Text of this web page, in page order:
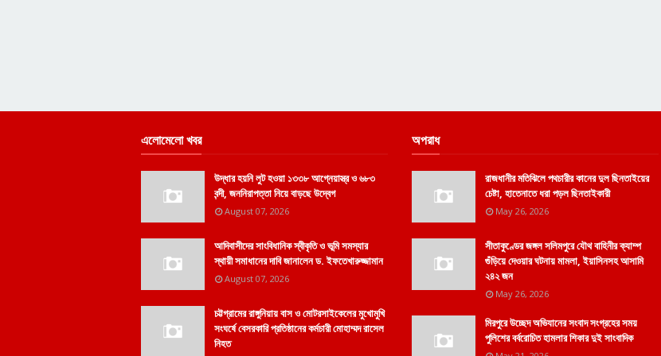
এলোমেলো খবর
উদ্ধার হয়নি লুট হওয়া ১৩৩৮ আগ্নেয়াস্ত্র ও ৬৮৩
বন্দী, জননিরাপত্তা নিয়ে বাড়ছে উদ্বেগ
August 07, 2026
আদিবাসীদের সাংবিধানিক স্বীকৃতি ও ভূমি সমস্যার
স্থায়ী সমাধানের দাবি জানালেন ড. ইফতেখারুজ্জামান
August 07, 2026
চট্টগ্রামের রাঙ্গুনিয়ায় বাস ও মোটরসাইকেলের মুখোমুখি
সংঘর্ষে বেসরকারি প্রতিষ্ঠানের কর্মচারী মোহাম্মদ রাসেল
নিহত
অপরাধ
রাজধানীর মতিঝিলে পথচারীর কানের দুল ছিনতাইয়ের
চেষ্টা, হাতেনাতে ধরা পড়ল ছিনতাইকারী
May 26, 2026
সীতাকুণ্ডের জঙ্গল সলিমপুরে যৌথ বাহিনীর ক্যাম্প
গুঁড়িয়ে দেওয়ার ঘটনায় মামলা, ইয়াসিনসহ আসামি
২৪২ জন
May 26, 2026
মিরপুরে উচ্ছেদ অভিযানের সংবাদ সংগ্রহের সময়
পুলিশের বর্বরোচিত হামলার শিকার দুই সাংবাদিক